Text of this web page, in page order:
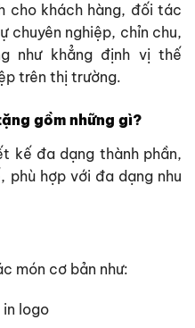
cho khách hàng, đối tác
chuyên nghiệp, chỉn chu,
như khẳng định vị thế
trên thị trường.
gồm những gì?
kế đa dạng thành phần,
phù hợp với đa dạng nhu
món cơ bản như:
logo